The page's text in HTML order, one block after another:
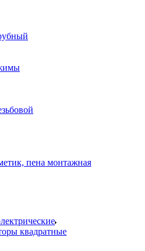
пена монтажная
квадратные